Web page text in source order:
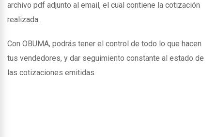
archivo pdf adjunto al email, el cual contiene la cotización
realizada.
Con OBUMA, podrás tener el control de todo lo que hacen
tus vendedores, y dar seguimiento constante al estado de
las cotizaciones emitidas.